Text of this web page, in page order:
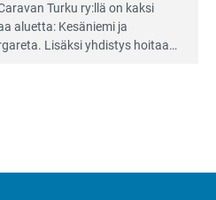
Turku ry:llä on kaksi
aluet­ta: Kesäniemi ja
Lisäksi yhdis­tys hoitaa